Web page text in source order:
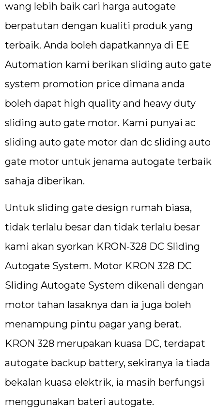
wang lebih baik cari harga autogate
berpatutan dengan kualiti produk yang
terbaik. Anda boleh dapatkannya di EE
Automation kami berikan sliding auto gate
system promotion price dimana anda
boleh dapat high quality and heavy duty
sliding auto gate motor. Kami punyai ac
sliding auto gate motor dan dc sliding auto
gate motor untuk jenama autogate terbaik
sahaja diberikan.
Untuk sliding gate design rumah biasa,
tidak terlalu besar dan tidak terlalu besar
kami akan syorkan KRON-328 DC Sliding
Autogate System. Motor KRON 328 DC
Sliding Autogate System dikenali dengan
motor tahan lasaknya dan ia juga boleh
menampung pintu pagar yang berat.
KRON 328 merupakan kuasa DC, terdapat
autogate backup battery, sekiranya ia tiada
bekalan kuasa elektrik, ia masih berfungsi
menggunakan bateri autogate.